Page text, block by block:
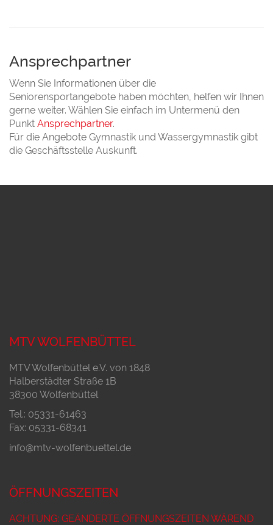
Ansprechpartner
Wenn Sie Informationen über die
Seniorensportangebote haben möchten, helfen wir Ihnen
gerne weiter. Wählen Sie einfach im Untermenü den
Punkt Ansprechpartner.
Für die Angebote Gymnastik und Wassergymnastik gibt
die Geschäftsstelle Auskunft.
MTV WOLFENBÜTTEL
MTV Wolfenbüttel e.V. von 1848
Halberstädter Straße 1B
38300 Wolfenbüttel
Tel.: 05331-61463
Fax: 05331-68341
info@mtv-wolfenbuettel.de
ÖFFNUNGSZEITEN
ACHTUNG: GEÄNDERTE ÖFFNUNGSZEITEN WÄREND